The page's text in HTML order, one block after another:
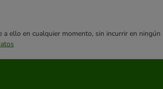
ello en cualquier momento, sin incurrir en ningún